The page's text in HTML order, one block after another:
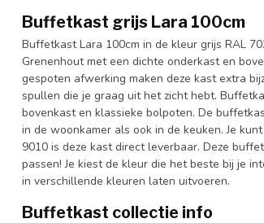
Buffetkast grijs Lara 100cm
Buffetkast Lara 100cm in de kleur grijs RAL
Grenenhout met een dichte onderkast en
gespoten afwerking maken deze kast extra
spullen die je graag uit het zicht hebt.
bovenkast en klassieke bolpoten. De
in de woonkamer als ook in de keuken. Je
9010 is deze kast direct leverbaar. Deze
passen! Je kiest de kleur die het beste bij je
in verschillende kleuren laten uitvoeren.
Buffetkast collectie info